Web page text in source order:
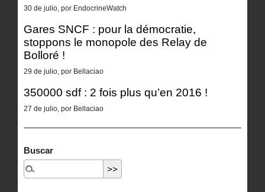
30 de julio, por EndocrineWatch
Gares SNCF : pour la démocratie,
stoppons le monopole des Relay de
Bolloré !
29 de julio, por Bellaciao
350000 sdf : 2 fois plus qu’en 2016 !
27 de julio, por Bellaciao
Buscar